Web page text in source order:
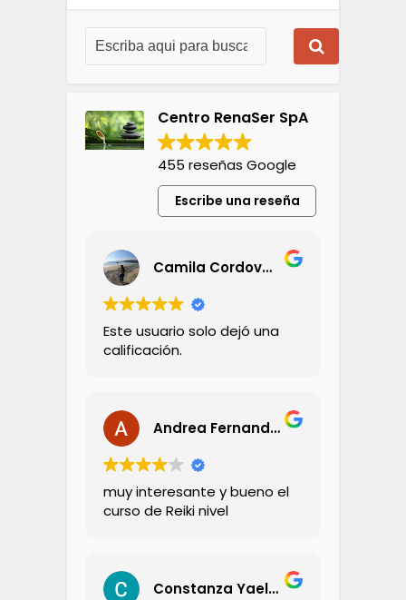
Centro RenaSer SpA
455 reseñas Google
Escribe una reseña
Camila Cordovez Olivares
Este usuario solo dejó una
calificación.
Andrea Fernandez
muy interesante y bueno el
curso de Reiki nivel
Constanza Yael Aravena Zambrano